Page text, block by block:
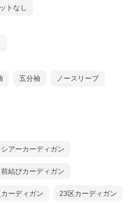
トなし
五分袖 ノースリーブ
シアーカーディガン
前結びカーディガン
カーディガン 23区カーディガン